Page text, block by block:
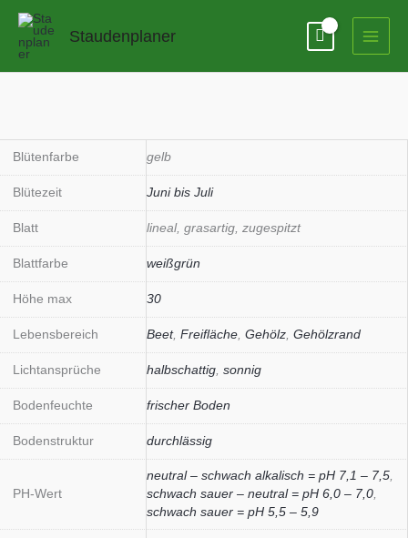
Zum
springen
Staudenplaner
Blütenfarbe gelb
Blütezeit Juni bis Juli
Blatt lineal, grasartig, zugespitzt
Blattfarbe weißgrün
Höhe max 30
Lebensbereich Beet, Freifläche Gehölz Gehölzrand
Lichtansprüche halbschattig sonnig
Bodenfeuchte frischer Boden
Bodenstruktur durchlässig
PH-Wert
neutral – schwach alkalisch = pH 7,1 – 7,5
schwach sauer – neutral = pH 6,0 – 7,0
schwach sauer = pH 5,5 – 5,9